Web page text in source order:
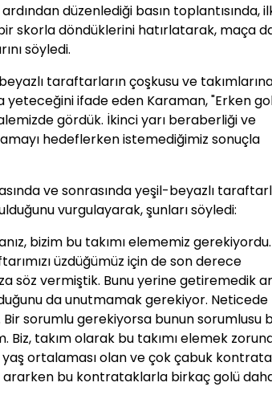
düzenlediği basın toplantısında,
skorla döndüklerini hatırlatarak, maça
söyledi.
taraftarların çoşkusu ve
ifade eden Karaman, "Erken
gördük. İkinci yarı beraberliği ve
hedeflerken istemediğimiz sonuçla
ve sonrasında yeşil-beyazlı
vurgulayarak, şunları söyledi:
bizim bu takımı elememiz
üzdüğümüz için de son derece
söz vermiştik. Bunu yerine getiremedik
da unutmamak gerekiyor. Neticede
sorumlu gerekiyorsa bunun sorumlusu
Biz, takım olarak bu takımı elemek
ortalaması olan ve çok çabuk
ararken bu kontrataklarla birkaç golü